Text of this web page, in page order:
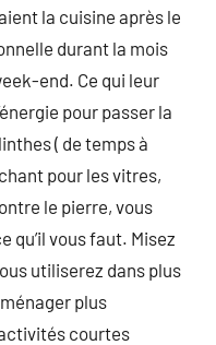
la cuisine après le
durant la mois
end. Ce qui leur
pour passer la
( de temps à
pour les vitres,
le pierre, vous
qu’il vous faut. Misez
utiliserez dans plus
plus
courtes